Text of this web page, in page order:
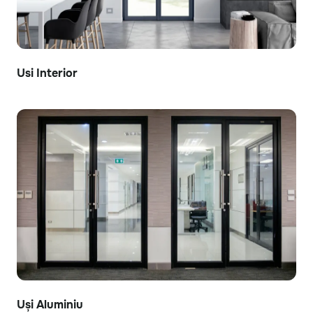
Usi Interior
Uși Aluminiu